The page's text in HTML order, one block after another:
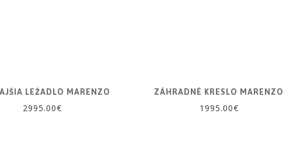
LEŽADLO MARENZO
2995.00€
ZÁHRADNÉ KRESLO MARENZO
1995.00€